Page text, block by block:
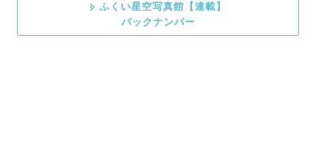
ふくい星空写真館【連載】
バックナンバー